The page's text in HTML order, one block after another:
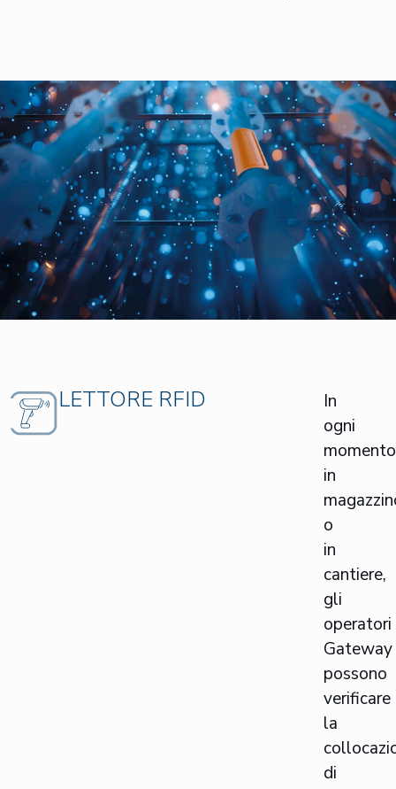
LETTORE RFID
In
ogni
in
o
in
cantiere,
gli
operatori
Gateway
possono
verificare
la
di